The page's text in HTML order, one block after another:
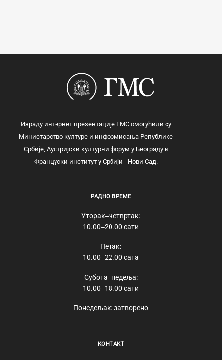
Израду интернет презентације ГМС омогућили су
Министарство културе и информисања Републике
Србије, Аустријски културни форум у Београду и
Француски институт у Србији - Нови Сад.
РАДНО ВРЕМЕ
Уторак‒четвртак:
10.00‒20.00 сати
Петак:
10.00‒22.00 сата
Субота‒недеља:
10.00‒18.00 сати
Понедељак: затворено
КОНТАКТ